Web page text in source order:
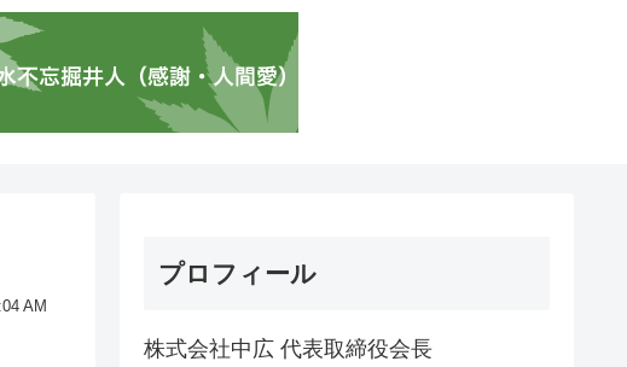
AM
プロフィール
株式会社中広 代表取締役会長